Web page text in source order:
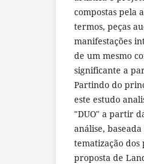
compostas pela
termos, peças
manifestações
de um mesmo
significante a
Partindo do
este estudo
"DUO" a partir
análise,
tematização
proposta de